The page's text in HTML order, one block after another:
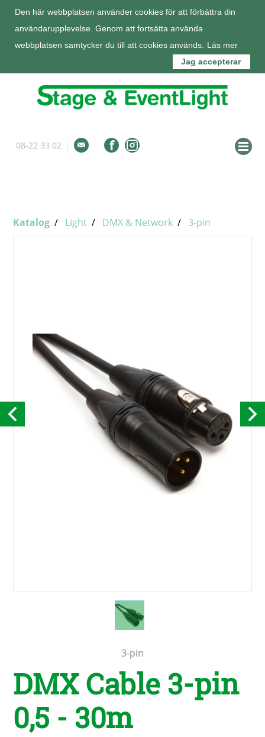
Den här webbplatsen använder cookies för att förbättra din
användarupplevelse. Genom att fortsätta använda
webbplatsen samtycker du till att cookies används.
Läs mer
Jag accepterar
08-22 33 02 info@stageeventlight.se
Tjänster
Katalog Light DMX & Network 3-pin
3-pin
DMX Cable 3-pin
0,5 - 30m